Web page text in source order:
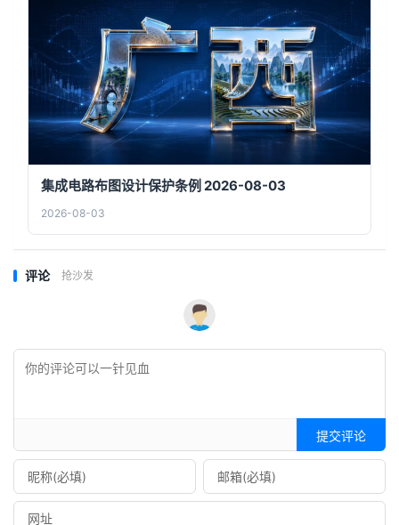
集成电路布图设计保护条例 2026-08-03
2026-08-03
评论 抢沙发
提交评论